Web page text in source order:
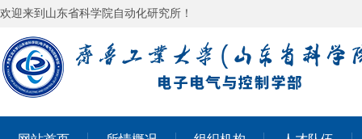
欢迎来到山东省科学院自动化研究所！